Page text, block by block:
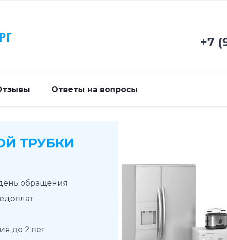
+7
Ответы на вопросы
ТРУБКИ
обращения
до 2 лет